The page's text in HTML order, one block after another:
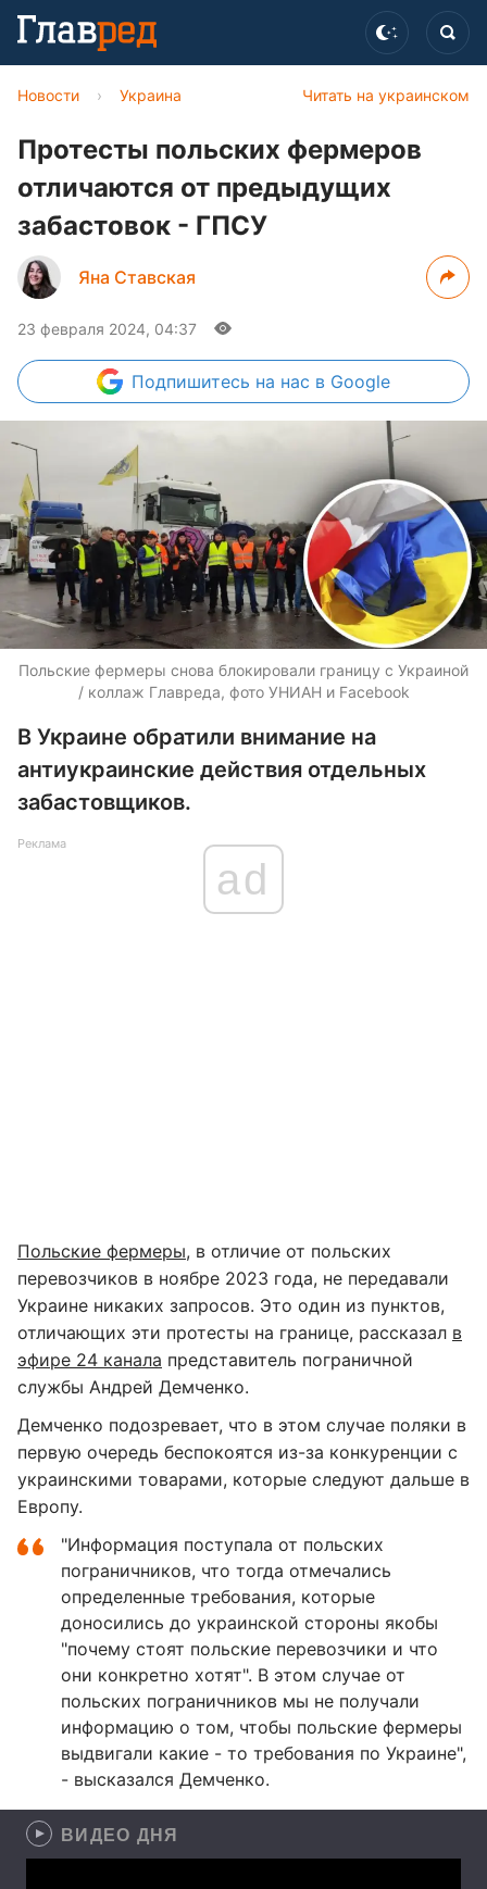
Читать на украинском
Новости › Украина
Протесты польских фермеров
отличаются от предыдущих
забастовок - ГПСУ
Яна Ставская
23 февраля 2024, 04:37
Подпишитесь на нас в Google
Польские фермеры снова блокировали границу с Украиной
/ коллаж Главреда, фото УНИАН и Facebook
В Украине обратили внимание на
антиукраинские действия отдельных
забастовщиков.
Реклама
ad
Польские фермеры, в отличие от польских
перевозчиков в ноябре 2023 года, не передавали
Украине никаких запросов. Это один из пунктов,
отличающих эти протесты на границе, рассказал в
эфире 24 канала представитель пограничной
службы Андрей Демченко.
Демченко подозревает, что в этом случае поляки в
первую очередь беспокоятся из-за конкуренции с
украинскими товарами, которые следуют дальше в
Европу.
"Информация поступала от польских
пограничников, что тогда отмечались
определенные требования, которые
доносились до украинской стороны якобы
"почему стоят польские перевозчики и что
они конкретно хотят". В этом случае от
польских пограничников мы не получали
информацию о том, чтобы польские фермеры
выдвигали какие - то требования по Украине",
- высказался Демченко.
ВИДЕО ДНЯ